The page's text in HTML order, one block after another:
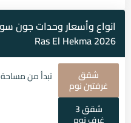
Ras El Hekma 2026
شقق
غرفتين نوم
شقق 3
غرف نوم
تبدأ من مساحة 110 متر مربع بسعر 21,700,000